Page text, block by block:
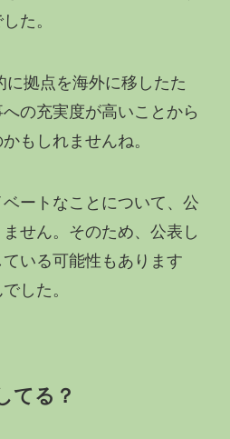
た。
に拠点を海外に移したた
の充実度が高いことから
もしれませんね。
ートなことについて、公
せん。そのため、公表し
いる可能性もあります
した。
てる？